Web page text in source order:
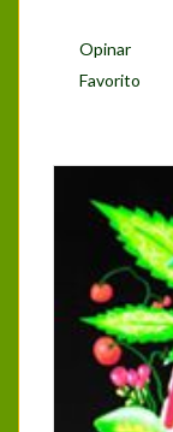
Opinar
Favorito